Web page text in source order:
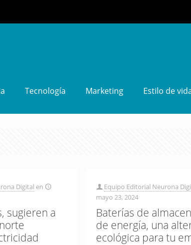
Tecnología Marketing Estilo de
Digital en
sugieren a
Equipo Editorial Neurona
mayo 23, 2024
Baterías de
de energía, una
ecológica para tu